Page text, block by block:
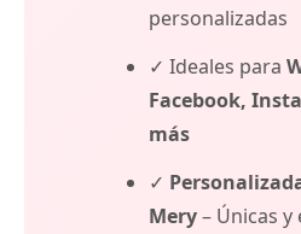
personalizadas
✓ Ideales para
Facebook,
más
✓
Mery– Únicas y